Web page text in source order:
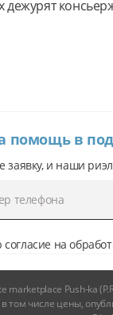
дежурят
помощь в
заявку, и наши
согласие на
marketplace Push-ka
числе цены,